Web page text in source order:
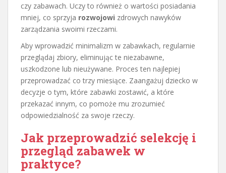
czy zabawach. Uczy to również o wartości posiadania
mniej, co sprzyja rozwojowi zdrowych nawyków
zarządzania swoimi rzeczami.
Aby wprowadzić minimalizm w zabawkach, regularnie
przeglądaj zbiory, eliminując te niezabawne,
uszkodzone lub nieużywane. Proces ten najlepiej
przeprowadzać co trzy miesiące. Zaangażuj dziecko w
decyzje o tym, które zabawki zostawić, a które
przekazać innym, co pomoże mu zrozumieć
odpowiedzialność za swoje rzeczy.
Jak przeprowadzić selekcję i
przegląd zabawek w
praktyce?